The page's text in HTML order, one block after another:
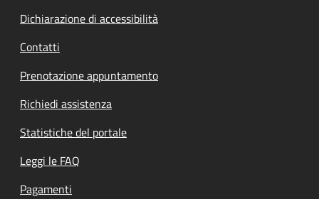
Dichiarazione di accessibilità
Contatti
Prenotazione appuntamento
Richiedi assistenza
Statistiche del portale
Leggi le FAQ
Pagamenti